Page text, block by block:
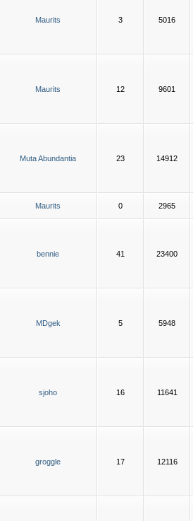
Maurits 3 5016
Maurits 12 9601
Muta Abundantia 23 14912
Maurits 0 2965
bennie 41 23400
MDgek 5 5948
sjoho 16 11641
groggle 17 12116